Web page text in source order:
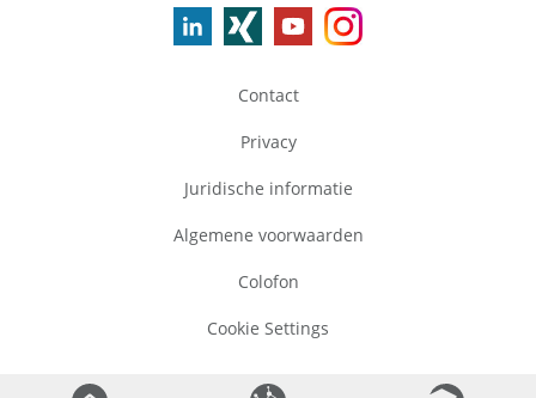
Contact
Privacy
Juridische informatie
Algemene voorwaarden
Colofon
Cookie Settings